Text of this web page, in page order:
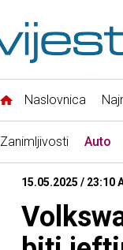
Naslovnica
Zanimljivosti Auto
15.05.2025 / 23:10